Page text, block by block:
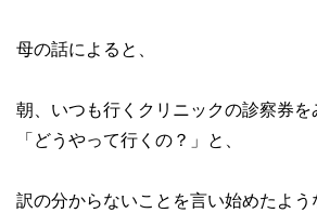
母の話によると、
朝、いつも行くクリニックの診察券を
「どうやって行くの？」と、
訳の分からないことを言い始めたよう